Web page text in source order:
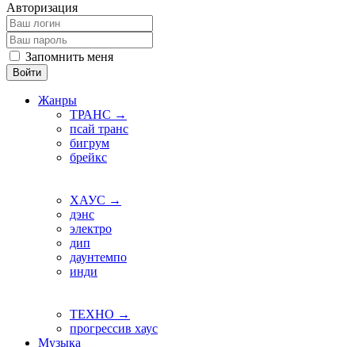
Авторизация
Запомнить меня
Войти
Жанры
ТРАНС →
псай транс
бигрум
брейкс
ХАУС →
дэнс
электро
дип
даунтемпо
инди
ТЕХНО →
прогрессив хаус
Музыка